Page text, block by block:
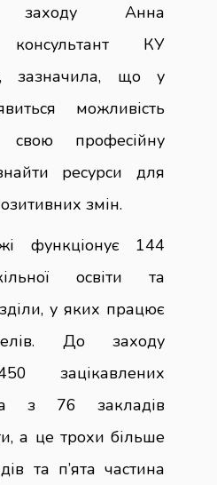
заходу Анна
КУ
зазначила, що у
можливість
свою професійну
ресурси для
змін.
функціонує 144
освіти та
у яких працює
До заходу
зацікавлених
з 76 закладів
а це трохи більше
та п’ята частина